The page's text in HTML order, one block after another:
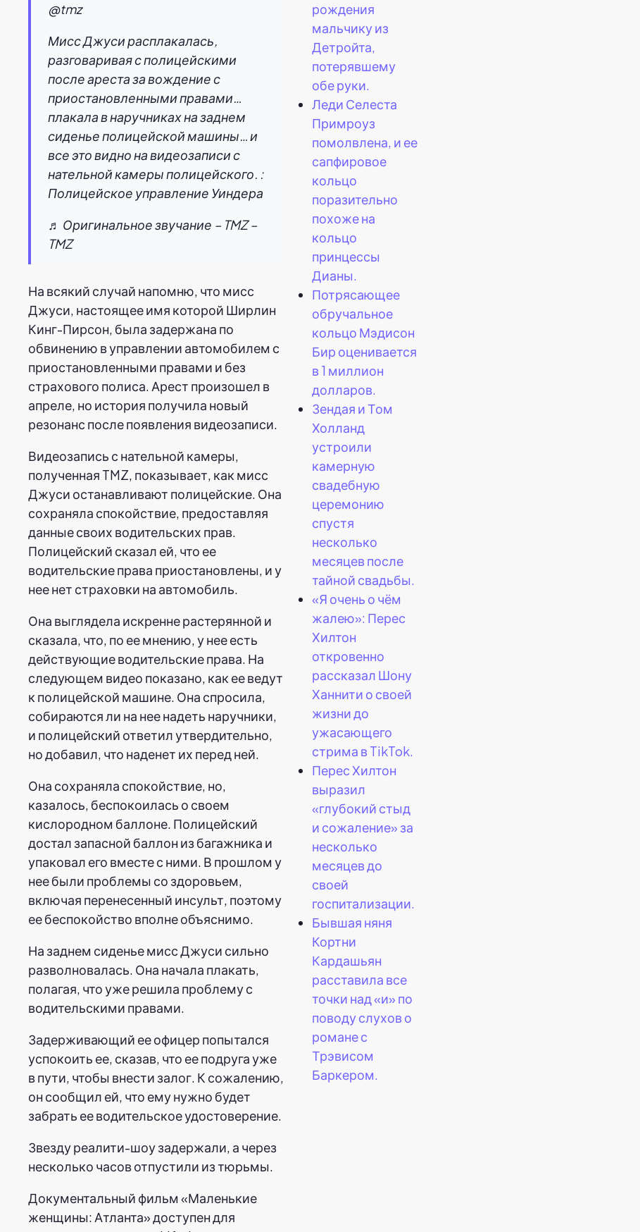
@tmz
Мисс Джуси расплакалась,
разговаривая с полицейскими
после ареста за вождение с
приостановленными правами…
плакала в наручниках на заднем
сиденье полицейской машины… и
все это видно на видеозаписи с
нательной камеры полицейского. :
Полицейское управление Уиндера
♬ Оригинальное звучание – TMZ –
TMZ
На всякий случай напомню, что мисс
Джуси, настоящее имя которой Ширлин
Кинг-Пирсон, была задержана по
обвинению в управлении автомобилем с
приостановленными правами и без
страхового полиса. Арест произошел в
апреле, но история получила новый
резонанс после появления видеозаписи.
Видеозапись с нательной камеры,
полученная TMZ, показывает, как мисс
Джуси останавливают полицейские. Она
сохраняла спокойствие, предоставляя
данные своих водительских прав.
Полицейский сказал ей, что ее
водительские права приостановлены, и у
нее нет страховки на автомобиль.
Она выглядела искренне растерянной и
сказала, что, по ее мнению, у нее есть
действующие водительские права. На
следующем видео показано, как ее ведут
к полицейской машине. Она спросила,
собираются ли на нее надеть наручники,
и полицейский ответил утвердительно,
но добавил, что наденет их перед ней.
Она сохраняла спокойствие, но,
казалось, беспокоилась о своем
кислородном баллоне. Полицейский
достал запасной баллон из багажника и
упаковал его вместе с ними. В прошлом у
нее были проблемы со здоровьем,
включая перенесенный инсульт, поэтому
ее беспокойство вполне объяснимо.
На заднем сиденье мисс Джуси сильно
разволновалась. Она начала плакать,
полагая, что уже решила проблему с
водительскими правами.
Задерживающий ее офицер попытался
успокоить ее, сказав, что ее подруга уже
в пути, чтобы внести залог. К сожалению,
он сообщил ей, что ему нужно будет
забрать ее водительское удостоверение.
Звезду реалити-шоу задержали, а через
несколько часов отпустили из тюрьмы.
Документальный фильм «Маленькие
женщины: Атланта» доступен для
рождения
мальчику из
Детройта,
потерявшему
обе руки.
Леди Селеста
Примроуз
помолвлена, и ее
сапфировое
кольцо
поразительно
похоже на
кольцо
принцессы
Дианы.
Потрясающее
обручальное
кольцо Мэдисон
Бир оценивается
в 1 миллион
долларов.
Зендая и Том
Холланд
устроили
камерную
свадебную
церемонию
спустя
несколько
месяцев после
тайной свадьбы.
«Я очень о чём
жалею»: Перес
Хилтон
откровенно
рассказал Шону
Ханнити о своей
жизни до
ужасающего
стрима в TikTok.
Перес Хилтон
выразил
«глубокий стыд
и сожаление» за
несколько
месяцев до
своей
госпитализации.
Бывшая няня
Кортни
Кардашьян
расставила все
точки над «и» по
поводу слухов о
романе с
Трэвисом
Баркером.